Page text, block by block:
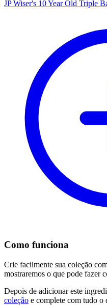
JP Wiser's 10 Year Old Triple
Como funciona
Crie facilmente sua coleção
mostraremos o que pode fazer
Depois de adicionar este
coleção e complete com tudo o